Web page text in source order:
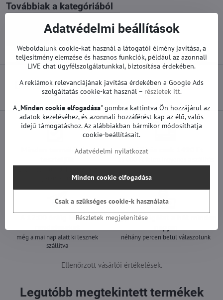
Továbbiak a kategóriából
Előző termék
Minden termékünket
garantálunk
Szállítás csak 1490 Ft
A 12:00 óráig leadott
még a mai nap alatt ki lesznek
szállítva
Ügyfélszolgálat a hét minden
néhány percen belül válaszolunk
Ellenőrzött vásárlói értékelések.
Legutóbb megtekintett termékek
Adatvédelmi beállítások
Weboldalunk cookie-kat használ a látogatói élmény javítása, a
teljesítmény elemzése és hasznos funkciók, például az azonnali
LIVE chat ügyfélszolgálatunkkal, biztosítása érdekében.
A reklámok relevanciájának javítása érdekében a Google Ads
szolgáltatás cookie-kat használ – részletek itt.
A „ Minden cookie elfogadása" gombra kattintva Ön hozzájárul az
adatok kezeléséhez, és azonnali hozzáférést kap az élő, valós
idejű támogatáshoz. Az alábbiakban bármikor módosíthatja
cookie-beállításait.
Adatvédelmi nyilatkozat
Részletek megjelenítése
Minden cookie elfogadása
Csak a szükséges cookie-k használata